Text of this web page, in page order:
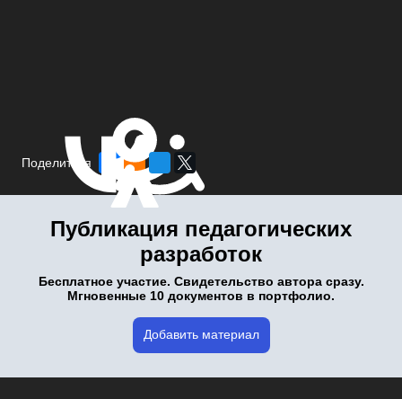
Поделиться
Публикация педагогических
разработок
Бесплатное участие. Свидетельство автора сразу.
Мгновенные 10 документов в портфолио.
Добавить материал